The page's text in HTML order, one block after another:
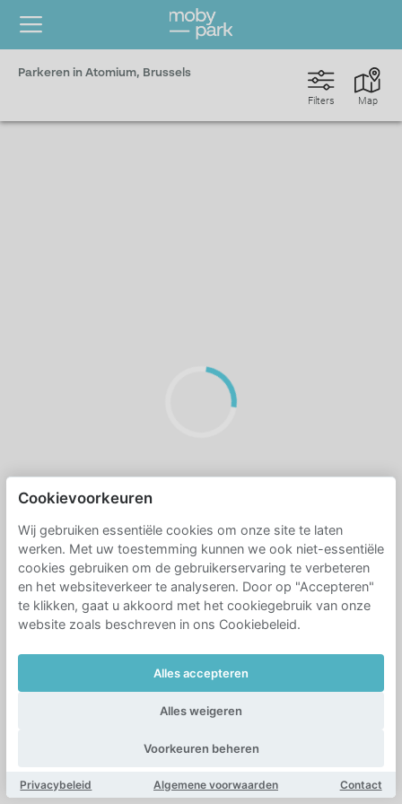
Parkeren in Atomium, Brussels
Map
Filters
Cookievoorkeuren
Wij gebruiken essentiële cookies om onze site te laten
werken. Met uw toestemming kunnen we ook niet-essentiële
cookies gebruiken om de gebruikerservaring te verbeteren
en het websiteverkeer te analyseren. Door op "Accepteren"
te klikken, gaat u akkoord met het cookiegebruik van onze
website zoals beschreven in ons Cookiebeleid.
Alles accepteren
Alles weigeren
Voorkeuren beheren
Privacybeleid Algemene voorwaarden Contact